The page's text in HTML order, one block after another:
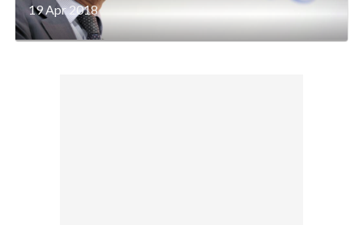
19 Apr 2018